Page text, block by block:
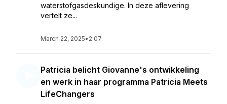
waterstofgasdeskundige. In deze aflevering
vertelt ze...
March 22, 2025• 2:07
Patricia belicht Giovanne's ontwikkeling
en werk in haar programma Patricia Meets
LifeChangers